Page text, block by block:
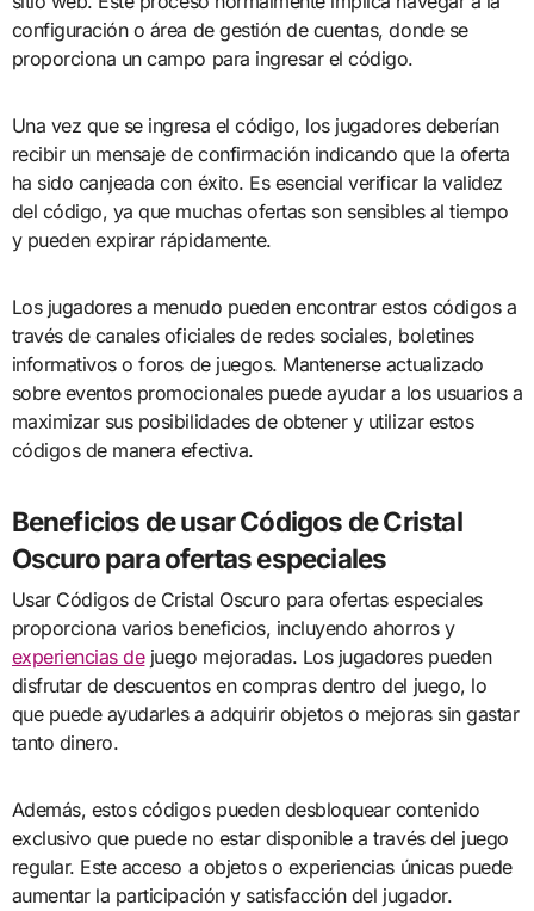
configuración o área de gestión de cuentas, donde se
proporciona un campo para ingresar el código.
Una vez que se ingresa el código, los jugadores deberían
recibir un mensaje de confirmación indicando que la oferta
ha sido canjeada con éxito. Es esencial verificar la validez
del código, ya que muchas ofertas son sensibles al tiempo
y pueden expirar rápidamente.
Los jugadores a menudo pueden encontrar estos códigos a
través de canales oficiales de redes sociales, boletines
informativos o foros de juegos. Mantenerse actualizado
sobre eventos promocionales puede ayudar a los usuarios a
maximizar sus posibilidades de obtener y utilizar estos
códigos de manera efectiva.
Beneficios de usar Códigos de Cristal
Oscuro para ofertas especiales
Usar Códigos de Cristal Oscuro para ofertas especiales
proporciona varios beneficios, incluyendo ahorros y
experiencias dejuego mejoradas. Los jugadores pueden
disfrutar de descuentos en compras dentro del juego, lo
que puede ayudarles a adquirir objetos o mejoras sin gastar
tanto dinero.
Además, estos códigos pueden desbloquear contenido
exclusivo que puede no estar disponible a través del juego
regular. Este acceso a objetos o experiencias únicas puede
aumentar la participación y satisfacción del jugador.